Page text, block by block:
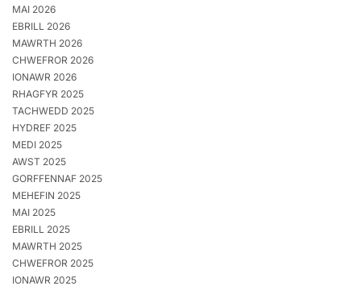
MAI 2026
EBRILL 2026
MAWRTH 2026
CHWEFROR 2026
IONAWR 2026
RHAGFYR 2025
TACHWEDD 2025
HYDREF 2025
MEDI 2025
AWST 2025
GORFFENNAF 2025
MEHEFIN 2025
MAI 2025
EBRILL 2025
MAWRTH 2025
CHWEFROR 2025
IONAWR 2025